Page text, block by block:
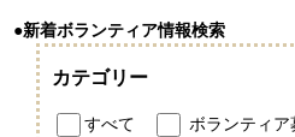
●新着ボランティア情報検索
カテゴリー
すべて
ボランティア